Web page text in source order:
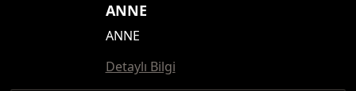
ANNE
ANNE
Detaylı Bilgi